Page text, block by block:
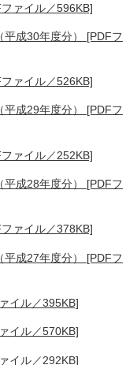
ァイル／596KB]
成30年度分） [PDFフ
ァイル／526KB]
成29年度分） [PDFフ
ァイル／252KB]
成28年度分） [PDFフ
ァイル／378KB]
成27年度分） [PDFフ
イル／395KB]
イル／570KB]
イル／292KB]